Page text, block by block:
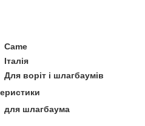
Came
Італія
Для воріт і шлагбаумів
для шлагбаума